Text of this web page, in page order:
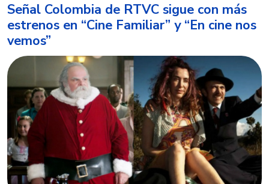
Señal Colombia de RTVC sigue con más
estrenos en “Cine Familiar” y “En cine nos
vemos”